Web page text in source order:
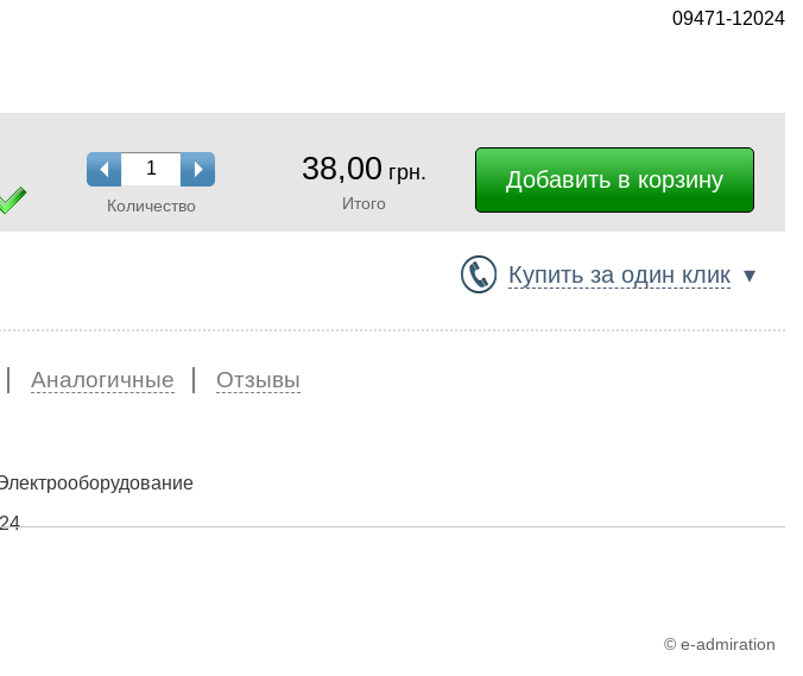
09471-12024
Количество
38,00 грн.
Итого
Купить за один клик ▾
Аналогичные Отзывы
© e-admiration